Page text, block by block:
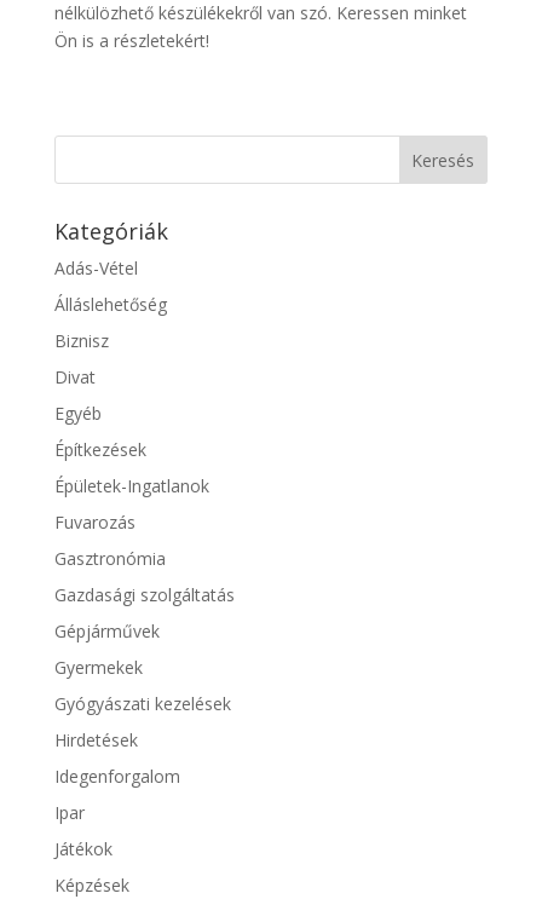
nélkülözhető készülékekről van szó. Keressen minket
Ön is a részletekért!
Kategóriák
Adás-Vétel
Álláslehetőség
Biznisz
Divat
Egyéb
Építkezések
Épületek-Ingatlanok
Fuvarozás
Gasztronómia
Gazdasági szolgáltatás
Gépjárművek
Gyermekek
Gyógyászati kezelések
Hirdetések
Idegenforgalom
Ipar
Játékok
Képzések